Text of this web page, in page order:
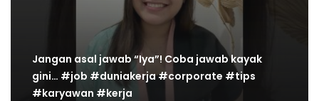
Jangan asal jawab “Iya”! Coba jawab kayak
gini… #job #duniakerja #corporate #tips
#karyawan #kerja